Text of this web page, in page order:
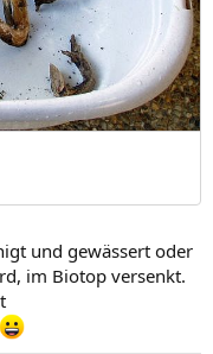
und gewässert oder
im Biotop versenkt.